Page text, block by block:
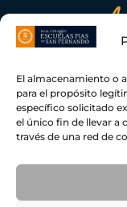
El almacenamiento o
para el propósito
específico solicitado
el único fin de llevar a
través de una red de
Escuelas Pías de San
excedente109,45KWP con
almacenamiento, con